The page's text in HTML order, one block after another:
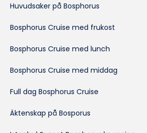
Huvudsaker på Bosphorus
Bosphorus Cruise med frukost
Bosphorus Cruise med lunch
Bosphorus Cruise med middag
Full dag Bosphorus Cruise
Äktenskap på Bosporus